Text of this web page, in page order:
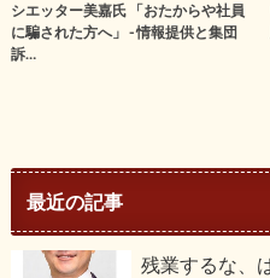
シエッター美嘉氏 「おたからや社員
に騙された方へ」 - 情報提供と集団
訴…
最近の記事
残業するな、